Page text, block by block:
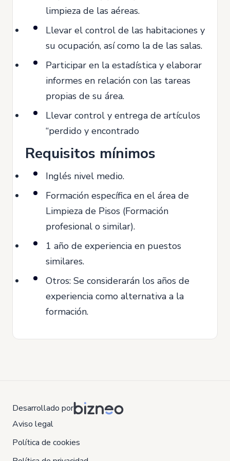
limpieza de las aéreas.
Llevar el control de las habitaciones y
su ocupación, así como la de las salas.
Participar en la estadística y elaborar
informes en relación con las tareas
propias de su área.
Llevar control y entrega de artículos
“perdido y encontrado
Requisitos mínimos
Inglés nivel medio.
Formación específica en el área de
Limpieza de Pisos (Formación
profesional o similar).
1 año de experiencia en puestos
similares.
Otros: Se considerarán los años de
experiencia como alternativa a la
formación.
Desarrollado por
Aviso legal
Política de cookies